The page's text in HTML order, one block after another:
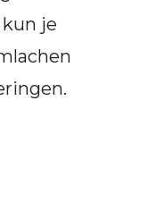
je